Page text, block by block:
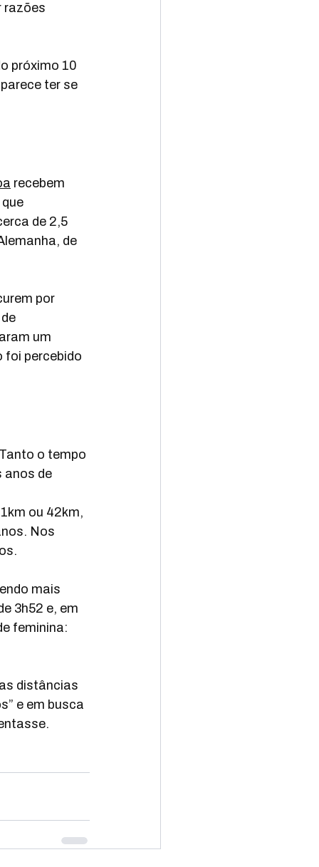
razões
próximo 10
ter se
recebem
que
de 2,5
de
por
um
foi percebido
o tempo
anos de
ou 42km,
Nos
mais
3h52 e, em
feminina:
distâncias
e em busca